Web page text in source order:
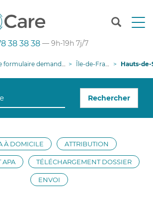
T
l
n
a
i
g
o
38 38 38 — 9h-19h 7j/7
demande APA Île-de-France Hauts-de-
Rechercher
À DOMICILE ATTRIBUTION
APA TÉLÉCHARGEMENT DOSSIER
ENVOI